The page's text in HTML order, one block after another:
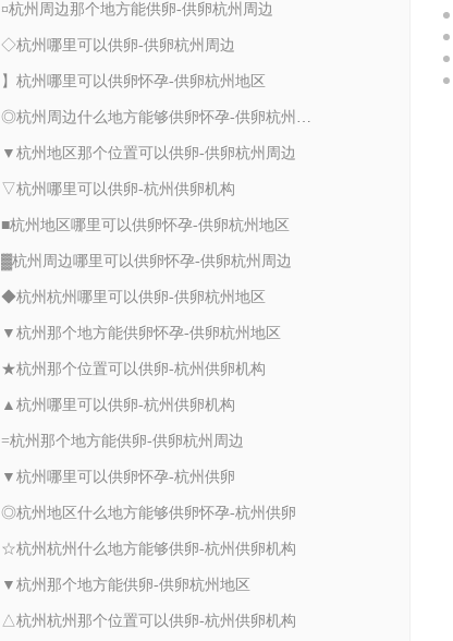
¤杭州周边那个地方能供卵-供卵杭州周边
◇杭州哪里可以供卵-供卵杭州周边
】杭州哪里可以供卵怀孕-供卵杭州地区
◎杭州周边什么地方能够供卵怀孕-供卵杭州周边
▼杭州地区那个位置可以供卵-供卵杭州周边
▽杭州哪里可以供卵-杭州供卵机构
■杭州地区哪里可以供卵怀孕-供卵杭州地区
▓杭州周边哪里可以供卵怀孕-供卵杭州周边
◆杭州杭州哪里可以供卵-供卵杭州地区
▼杭州那个地方能供卵怀孕-供卵杭州地区
★杭州那个位置可以供卵-杭州供卵机构
▲杭州哪里可以供卵-杭州供卵机构
=杭州那个地方能供卵-供卵杭州周边
▼杭州哪里可以供卵怀孕-杭州供卵
◎杭州地区什么地方能够供卵怀孕-杭州供卵
☆杭州杭州什么地方能够供卵-杭州供卵机构
▼杭州那个地方能供卵-供卵杭州地区
△杭州杭州那个位置可以供卵-杭州供卵机构